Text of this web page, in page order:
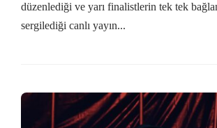
düzenlediği ve yarı finalistlerin tek tek
sergilediği canlı yayın...